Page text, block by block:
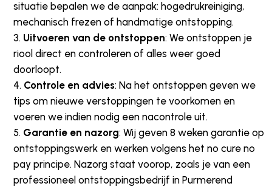
situatie bepalen we de aanpak: hogedrukreiniging,
mechanisch frezen of handmatige ontstopping.
Uitvoeren van de ontstoppen: We ontstoppen je
riool direct en controleren of alles weer goed
doorloopt.
Controle en advies: Na het ontstoppen geven we
tips om nieuwe verstoppingen te voorkomen en
voeren we indien nodig een nacontrole uit.
Garantie en nazorg: Wij geven 8 weken garantie op
ontstoppingswerk en werken volgens het no cure no
pay principe. Nazorg staat voorop, zoals je van een
professioneel ontstoppingsbedrijf in Purmerend